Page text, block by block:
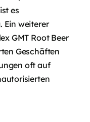
es
Ein weiterer
GMT Root Beer
Geschäften
oft auf